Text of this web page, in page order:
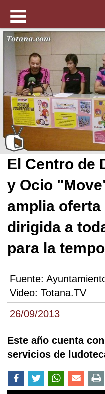
26/09/2013
El Centro de
y Ocio
amplia
dirigida a
para la
Fuente:
Video: Totana.TV
Este año cuenta
servicios de